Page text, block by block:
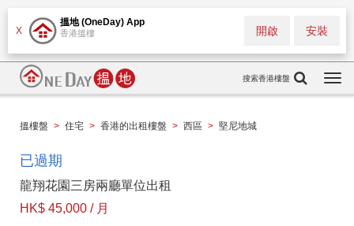
X
搵地 (OneDay) App
香港搵樓 安裝
開啟
搜索香港樓盤
搵樓盤 > 住宅 > 香港的出租樓盤 > 西區 > 堅尼地城
已過期
龍翔花園三房兩廳單位出租
HK$ 45,000 / 月